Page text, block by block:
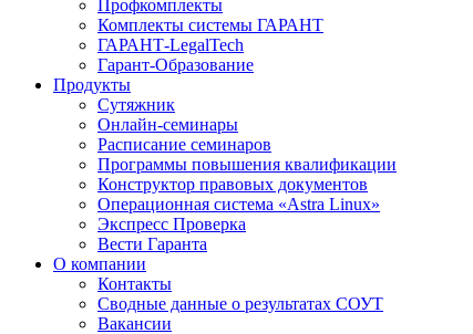
Профкомплекты
Комплекты системы ГАРАНТ
ГАРАНТ-LegalTech
Гарант-Образование
Продукты
Сутяжник
Онлайн-семинары
Расписание семинаров
Программы повышения квалификации
Конструктор правовых документов
Операционная система «Astra Linux»
Экспресс Проверка
Вести Гаранта
О компании
Контакты
Сводные данные о результатах СОУТ
Вакансии